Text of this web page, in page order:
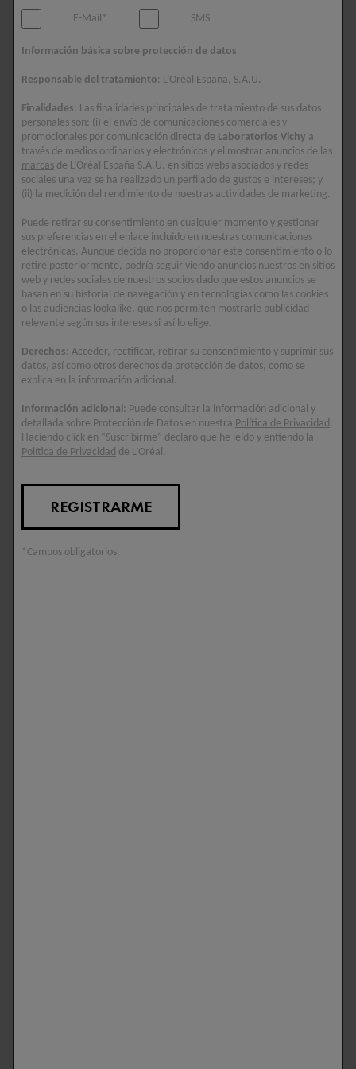
tratamiento adecuado, ya que puede deberse a múltiples
factores. Identificar la causa permite abordar el problema de
manera efectiva y prevenir su progresión. A continuación,
algunas de las cuales podrían sorprenderte.
Factores genéticos y hormonales
La alopecia androgenética es la principal causa de la pérdida
de cabello en hombres y mujeres. En los hombres, se manifiesta
con entradas o pérdida en la coronilla; en las mujeres, con un
sensibilidad hormonal y varía según la genética de cada
persona.
Caída de pelo por estrés
El estrés puede ser un factor clave en por qué se cae el pelo, ya
que puede desencadenar el efluvio telógeno, una caída
reposo. Técnicas como la meditación, el ejercicio y un buen
descanso pueden ayudar a reducir su impacto. Además, el estrés
capilar y dificultando el crecimiento del cabello.
IDENTIFICANDO LOS TIPOS DE
CAÍDA DE PELO
E-Mail* SMS
Información básica sobre protección de datos
Responsable del tratamiento: L’Oréal España, S.A.U.
Finalidades: Las finalidades principales de tratamiento de sus datos
personales son: (i) el envío de comunicaciones comerciales y
promocionales por comunicación directa de Laboratorios Vichy a
través de medios ordinarios y electrónicos y el mostrar anuncios de las
marcas de L’Oréal España S.A.U. en sitios webs asociados y redes
sociales una vez se ha realizado un perfilado de gustos e intereses; y
(ii) la medición del rendimiento de nuestras actividades de marketing.
Puede retirar su consentimiento en cualquier momento y gestionar
sus preferencias en el enlace incluido en nuestras comunicaciones
electrónicas. Aunque decida no proporcionar este consentimiento o lo
retire posteriormente, podría seguir viendo anuncios nuestros en sitios
web y redes sociales de nuestros socios dado que estos anuncios se
basan en su historial de navegación y en tecnologías como las cookies
o las audiencias lookalike, que nos permiten mostrarle publicidad
relevante según sus intereses si así lo elige.
Derechos: Acceder, rectificar, retirar su consentimiento y suprimir sus
datos, así como otros derechos de protección de datos, como se
explica en la información adicional.
Información adicional: Puede consultar la información adicional y
detallada sobre Protección de Datos en nuestra Política de Privacidad.
Haciendo click en “Suscribirme” declaro que he leído y entiendo la
Política de Privacidad de L’Oréal.
REGISTRARME
*Campos obligatorios